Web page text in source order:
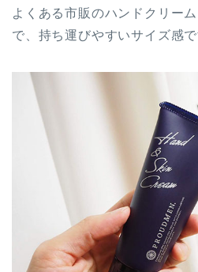
よくある市販のハンドクリー
で、持ち運びやすいサイズ感で